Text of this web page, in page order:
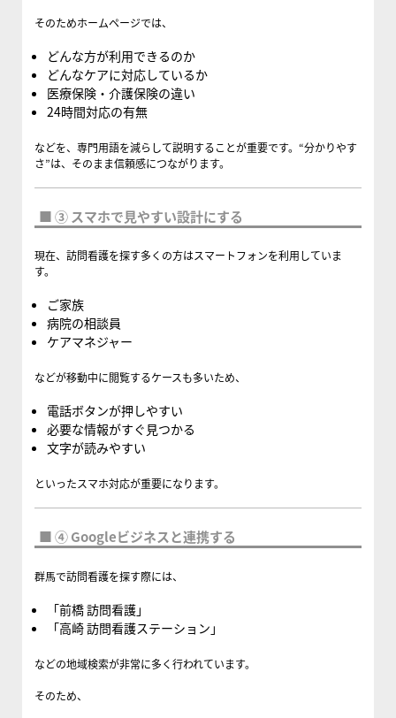
そのためホームページでは、
どんな方が利用できるのか
どんなケアに対応しているか
医療保険・介護保険の違い
24時間対応の有無
などを、専門用語を減らして説明することが重要です。“分かりやす
さ”は、そのまま信頼感につながります。
■ ③ スマホで見やすい設計にする
現在、訪問看護を探す多くの方はスマートフォンを利用していま
す。
ご家族
病院の相談員
ケアマネジャー
などが移動中に閲覧するケースも多いため、
電話ボタンが押しやすい
必要な情報がすぐ見つかる
文字が読みやすい
といったスマホ対応が重要になります。
■ ④ Googleビジネスと連携する
群馬で訪問看護を探す際には、
「前橋 訪問看護」
「高崎 訪問看護ステーション」
などの地域検索が非常に多く行われています。
そのため、